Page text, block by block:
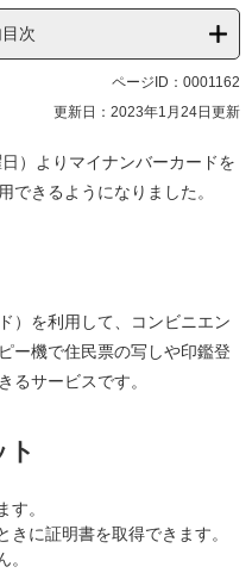
次
ページID：0001162
更新日：2023年1月24日更新
）よりマイナンバーカードを
できるようになりました。
）を利用して、コンビニエン
ー機で住民票の写しや印鑑登
るサービスです。
す。
に証明書を取得できます。